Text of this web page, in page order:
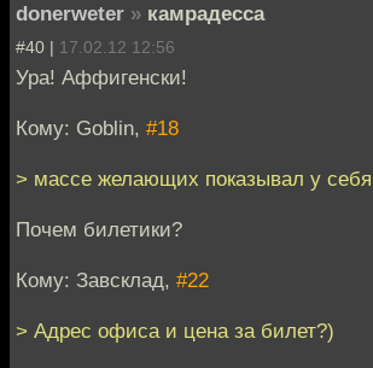
donerweter » камрадесса
#40 | 17.02.12 12:56
Ура! Аффигенски!
Кому: Goblin, #18
> массе желающих показывал у
Почем билетики?
Кому: Завсклад, #22
> Адрес офиса и цена за билет?)